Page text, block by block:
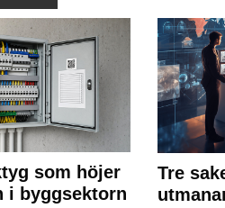
som höjer
i byggsektorn
Tre